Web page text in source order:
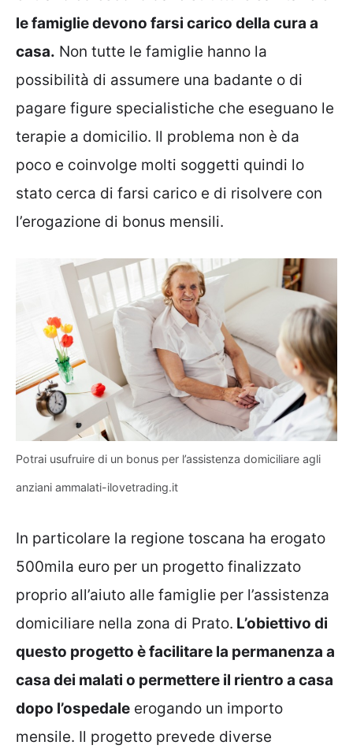
le famiglie devono farsi carico della cura a
casa. Non tutte le famiglie hanno la
possibilità di assumere una badante o di
pagare figure specialistiche che eseguano le
terapie a domicilio. Il problema non è da
poco e coinvolge molti soggetti quindi lo
stato cerca di farsi carico e di risolvere con
l’erogazione di bonus mensili.
Potrai usufruire di un bonus per l’assistenza domiciliare agli
anziani ammalati-ilovetrading.it
In particolare la regione toscana ha erogato
500mila euro per un progetto finalizzato
proprio all’aiuto alle famiglie per l’assistenza
domiciliare nella zona di Prato. L’obiettivo di
questo progetto è facilitare la permanenza a
casa dei malati o permettere il rientro a casa
dopo l’ospedale erogando un importo
mensile. Il progetto prevede diverse